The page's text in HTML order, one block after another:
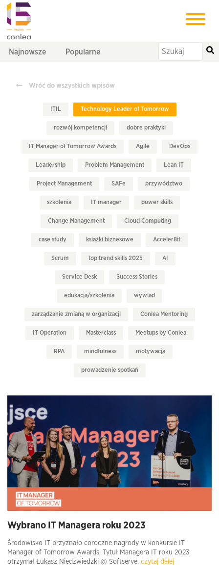
Najnowsze Popularne
Wróć do wszystkich wpisów
ITIL Technology Leader of Tomorrow
rozwój kompetencji dobre praktyki
IT Manager of Tomorrow Awards Agile DevOps
Leadership Problem Management Lean IT
Project Management SAFe przywództwo
szkolenia IT manager power skills
Change Management Cloud Computing
case study książki biznesowe Acceler8it
Scrum top trend skills 2025 AI
Service Desk Success Stories
edukacja/szkolenia wywiad
zarządzanie zmianą w organizacji Conlea Mentoring
IT Operation Masterclass Meetups by Conlea
RPA mindfulness motywacja
prowadzenie spotkań
Wybrano IT Managera roku 2023
Środowisko IT przyznało coroczne nagrody w konkursie IT
Manager of Tomorrow Awards. Tytuł Managera IT roku 2023
otrzymał Łukasz Niedzwiedzki @ Softserve. czytaj dalej